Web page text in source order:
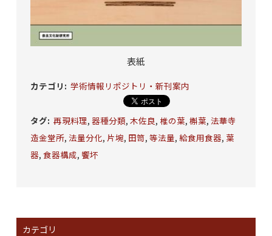
表紙
カテゴリ : 学術情報リポジトリ・新刊案内
タグ: 再現料理, 器種分類, 木佐良, 椎の葉, 槲葉, 法華寺
造金堂所, 法量分化, 片埦, 田笥, 等法量, 給食用食器, 葉
器, 食器構成, 饗坏
カテゴリ